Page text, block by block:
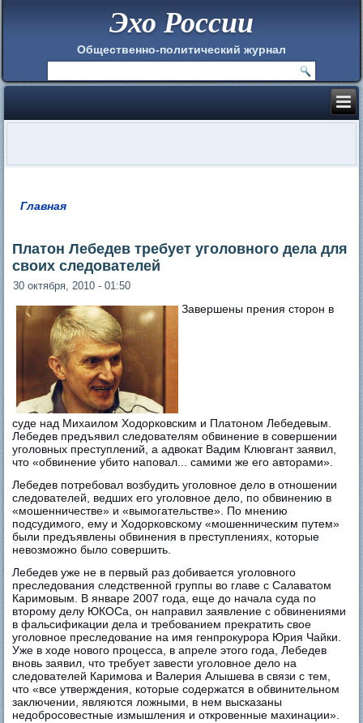
Эхо России
Общественно-политический журнал
Главная
Платон Лебедев требует уголовного дела для
своих следователей
30 октября, 2010 - 01:50
Завершены прения сторон в
суде над Михаилом Ходорковским и Платоном Лебедевым.
Лебедев предъявил следователям обвинение в совершении
уголовных преступлений, а адвокат Вадим Клювгант заявил,
что «обвинение убито наповал... самими же его авторами».
Лебедев потребовал возбудить уголовное дело в отношении
следователей, ведших его уголовное дело, по обвинению в
«мошенничестве» и «вымогательстве». По мнению
подсудимого, ему и Ходорковскому «мошенническим путем»
были предъявлены обвинения в преступлениях, которые
невозможно было совершить.
Лебедев уже не в первый раз добивается уголовного
преследования следственной группы во главе с Салаватом
Каримовым. В январе 2007 года, еще до начала суда по
второму делу ЮКОСа, он направил заявление с обвинениями
в фальсификации дела и требованием прекратить свое
уголовное преследование на имя генпрокурора Юрия Чайки.
Уже в ходе нового процесса, в апреле этого года, Лебедев
вновь заявил, что требует завести уголовное дело на
следователей Каримова и Валерия Алышева в связи с тем,
что «все утверждения, которые содержатся в обвинительном
заключении, являются ложными, в нем высказаны
недобросовестные измышления и откровенные махинации».